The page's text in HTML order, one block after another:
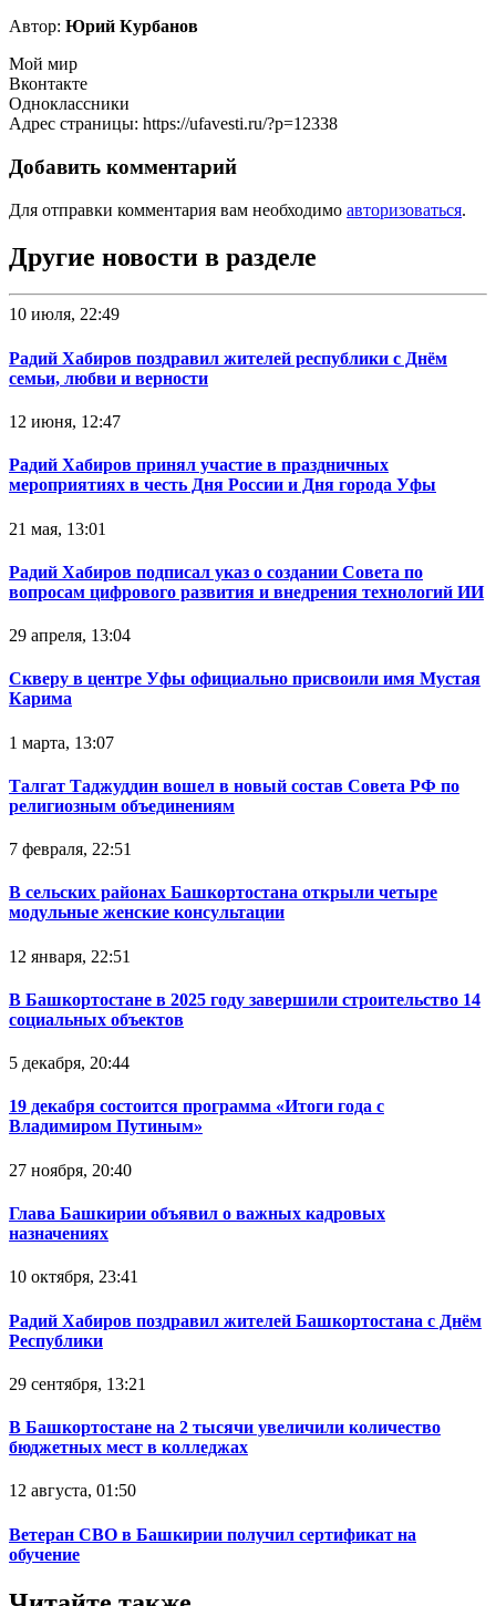
Автор: Юрий Курбанов
Мой мир
Вконтакте
Одноклассники
Адрес страницы: https://ufavesti.ru/?p=12338
Добавить комментарий
Для отправки комментария вам необходимо авторизоваться.
Другие новости в разделе
10 июля, 22:49
Радий Хабиров поздравил жителей республики с Днём
семьи, любви и верности
12 июня, 12:47
Радий Хабиров принял участие в праздничных
мероприятиях в честь Дня России и Дня города Уфы
21 мая, 13:01
Радий Хабиров подписал указ о создании Совета по
вопросам цифрового развития и внедрения технологий ИИ
29 апреля, 13:04
Скверу в центре Уфы официально присвоили имя Мустая
Карима
1 марта, 13:07
Талгат Таджуддин вошел в новый состав Совета РФ по
религиозным объединениям
7 февраля, 22:51
В сельских районах Башкортостана открыли четыре
модульные женские консультации
12 января, 22:51
В Башкортостане в 2025 году завершили строительство 14
социальных объектов
5 декабря, 20:44
19 декабря состоится программа «Итоги года с
Владимиром Путиным»
27 ноября, 20:40
Глава Башкирии объявил о важных кадровых
назначениях
10 октября, 23:41
Радий Хабиров поздравил жителей Башкортостана с Днём
Республики
29 сентября, 13:21
В Башкортостане на 2 тысячи увеличили количество
бюджетных мест в колледжах
12 августа, 01:50
Ветеран СВО в Башкирии получил сертификат на
обучение